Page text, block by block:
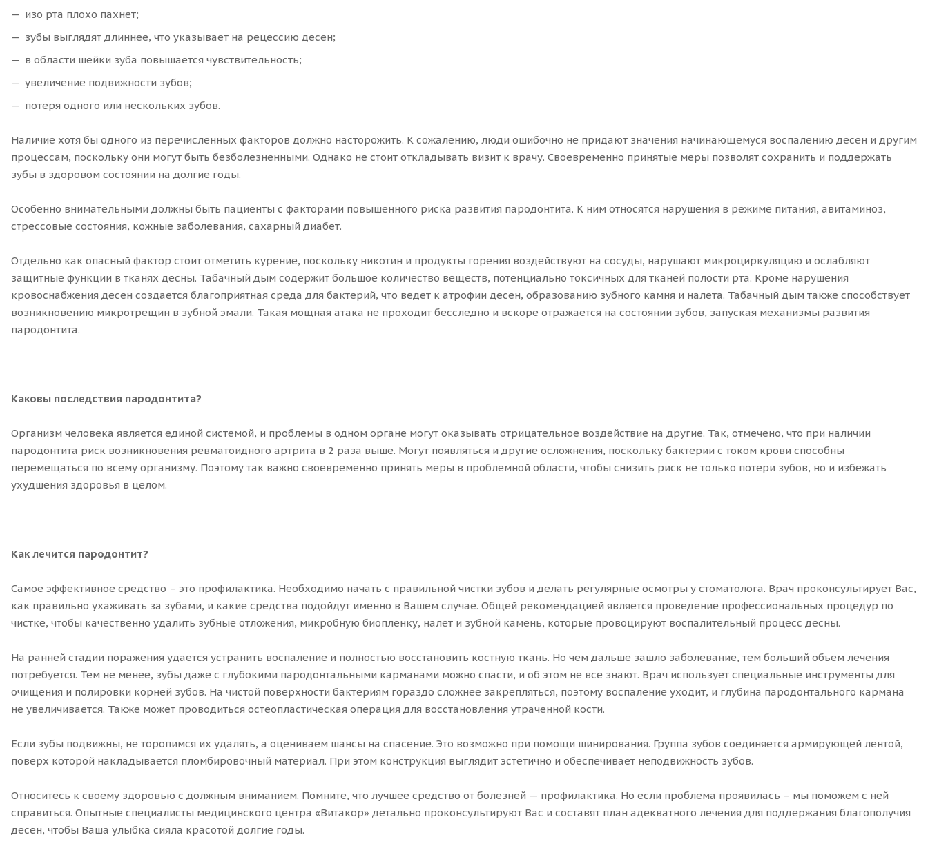
изо рта плохо пахнет;
зубы выглядят длиннее, что указывает на рецессию десен;
в области шейки зуба повышается чувствительность;
увеличение подвижности зубов;
потеря одного или нескольких зубов.
Наличие хотя бы одного из перечисленных факторов должно насторожить. К сожалению, люди ошибочно не придают значения начинающемуся воспалению десен и другим
процессам, поскольку они могут быть безболезненными. Однако не стоит откладывать визит к врачу. Своевременно принятые меры позволят сохранить и поддержать
зубы в здоровом состоянии на долгие годы.
Особенно внимательными должны быть пациенты с факторами повышенного риска развития пародонтита. К ним относятся нарушения в режиме питания, авитаминоз,
стрессовые состояния, кожные заболевания, сахарный диабет.
Отдельно как опасный фактор стоит отметить курение, поскольку никотин и продукты горения воздействуют на сосуды, нарушают микроциркуляцию и ослабляют
защитные функции в тканях десны. Табачный дым содержит большое количество веществ, потенциально токсичных для тканей полости рта. Кроме нарушения
кровоснабжения десен создается благоприятная среда для бактерий, что ведет к атрофии десен, образованию зубного камня и налета. Табачный дым также способствует
возникновению микротрещин в зубной эмали. Такая мощная атака не проходит бесследно и вскоре отражается на состоянии зубов, запуская механизмы развития
пародонтита.
Каковы последствия пародонтита?
Организм человека является единой системой, и проблемы в одном органе могут оказывать отрицательное воздействие на другие. Так, отмечено, что при наличии
пародонтита риск возникновения ревматоидного артрита в 2 раза выше. Могут появляться и другие осложнения, поскольку бактерии с током крови способны
перемещаться по всему организму. Поэтому так важно своевременно принять меры в проблемной области, чтобы снизить риск не только потери зубов, но и избежать
ухудшения здоровья в целом.
Как лечится пародонтит?
Самое эффективное средство – это профилактика. Необходимо начать с правильной чистки зубов и делать регулярные осмотры у стоматолога. Врач проконсультирует Вас,
как правильно ухаживать за зубами, и какие средства подойдут именно в Вашем случае. Общей рекомендацией является проведение профессиональных процедур по
чистке, чтобы качественно удалить зубные отложения, микробную биопленку, налет и зубной камень, которые провоцируют воспалительный процесс десны.
На ранней стадии поражения удается устранить воспаление и полностью восстановить костную ткань. Но чем дальше зашло заболевание, тем больший объем лечения
потребуется. Тем не менее, зубы даже с глубокими пародонтальными карманами можно спасти, и об этом не все знают. Врач использует специальные инструменты для
очищения и полировки корней зубов. На чистой поверхности бактериям гораздо сложнее закрепляться, поэтому воспаление уходит, и глубина пародонтального кармана
не увеличивается. Также может проводиться остеопластическая операция для восстановления утраченной кости.
Если зубы подвижны, не торопимся их удалять, а оцениваем шансы на спасение. Это возможно при помощи шинирования. Группа зубов соединяется армирующей лентой,
поверх которой накладывается пломбировочный материал. При этом конструкция выглядит эстетично и обеспечивает неподвижность зубов.
Относитесь к своему здоровью с должным вниманием. Помните, что лучшее средство от болезней — профилактика. Но если проблема проявилась – мы поможем с ней
справиться. Опытные специалисты медицинского центра «Витакор» детально проконсультируют Вас и составят план адекватного лечения для поддержания благополучия
десен, чтобы Ваша улыбка сияла красотой долгие годы.